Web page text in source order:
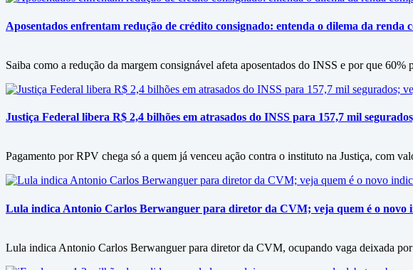
Aposentados enfrentam redução de crédito consignado: entenda o dilema da renda
Saiba como a redução da margem consignável afeta aposentados do INSS e por que 60%
Justiça Federal libera R$ 2,4 bilhões em atrasados do INSS para 157,7 mil
Pagamento por RPV chega só a quem já venceu ação contra o instituto na Justiça, com
Lula indica Antonio Carlos Berwanguer para diretor da CVM; veja quem é o novo
Lula indica Antonio Carlos Berwanguer para diretor da CVM, ocupando vaga deixada